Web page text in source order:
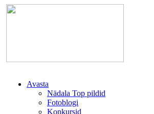
Avasta
Nädala Top pildid
Fotoblogi
Konkursid